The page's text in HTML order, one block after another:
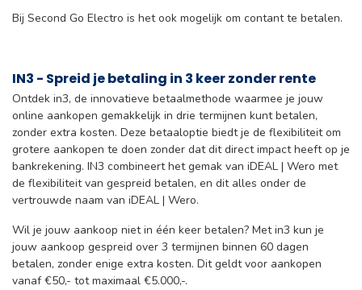
Bij Second Go Electro is het ook mogelijk om contant te betalen.
IN3 - Spreid je betaling in 3 keer zonder rente
Ontdek in3, de innovatieve betaalmethode waarmee je jouw
online aankopen gemakkelijk in drie termijnen kunt betalen,
zonder extra kosten. Deze betaaloptie biedt je de flexibiliteit om
grotere aankopen te doen zonder dat dit direct impact heeft op je
bankrekening. IN3 combineert het gemak van iDEAL | Wero met
de flexibiliteit van gespreid betalen, en dit alles onder de
vertrouwde naam van iDEAL | Wero.
Wil je jouw aankoop niet in één keer betalen? Met in3 kun je
jouw aankoop gespreid over 3 termijnen binnen 60 dagen
betalen, zonder enige extra kosten. Dit geldt voor aankopen
vanaf €50,- tot maximaal €5.000,-.